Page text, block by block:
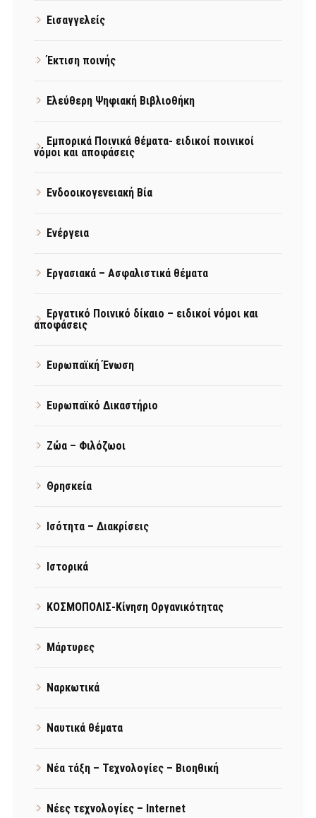
Εισαγγελείς
Έκτιση ποινής
Ελεύθερη Ψηφιακή Βιβλιοθήκη
Εμπορικά Ποινικά θέματα- ειδικοί ποινικοί
νόμοι και αποφάσεις
Ενδοοικογενειακή Βία
Ενέργεια
Εργασιακά – Ασφαλιστικά θέματα
Εργατικό Ποινικό δίκαιο – ειδικοί νόμοι και
αποφάσεις
Ευρωπαϊκή Ένωση
Ευρωπαϊκό Δικαστήριο
Ζώα – Φιλόζωοι
Θρησκεία
Ισότητα – Διακρίσεις
Ιστορικά
ΚΟΣΜΟΠΟΛΙΣ-Κίνηση Οργανικότητας
Μάρτυρες
Ναρκωτικά
Ναυτικά θέματα
Νέα τάξη – Τεχνολογίες – Βιοηθική
Νέες τεχνολογίες – Internet